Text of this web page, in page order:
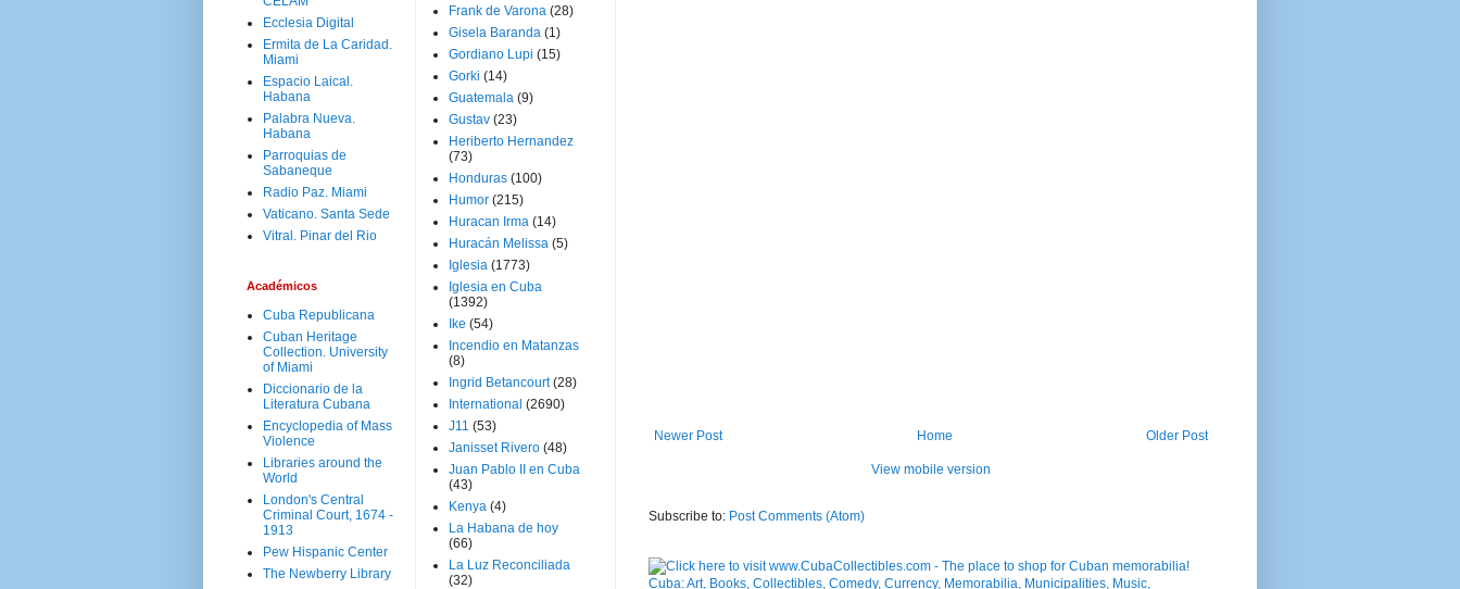
Newer Post Older Post
Home
View mobile version
Subscribe to: Post Comments (Atom)
Ecclesia Digital
Ermita de La Caridad.
Miami
Espacio Laical.
Habana
Palabra Nueva.
Habana
Parroquias de
Sabaneque
Radio Paz. Miami
Vaticano. Santa Sede
Vitral. Pinar del Rio
Académicos
Cuba Republicana
Cuban Heritage
Collection. University
of Miami
Diccionario de la
Literatura Cubana
Encyclopedia of Mass
Violence
Libraries around the
World
London's Central
Criminal Court, 1674 -
1913
Pew Hispanic Center
The Newberry Library
Frank de Varona (28)
Gisela Baranda (1)
Gordiano Lupi (15)
Gorki (14)
Guatemala (9)
Gustav (23)
Heriberto Hernandez
(73)
Honduras (100)
Humor (215)
Huracan Irma (14)
Huracán Melissa (5)
Iglesia (1773)
Iglesia en Cuba
(1392)
Ike (54)
Incendio en Matanzas
(8)
Ingrid Betancourt (28)
International (2690)
J11 (53)
Janisset Rivero (48)
Juan Pablo II en Cuba
(43)
Kenya (4)
La Habana de hoy
(66)
La Luz Reconciliada
(32)